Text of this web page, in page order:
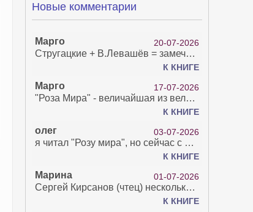
Новые комментарии
Марго 20-07-2026
Стругацкие + В.Левашёв = замечательно!
К КНИГЕ
Марго 17-07-2026
"Роза Мира" - величайшая из великих Книг - она отвечает на все вопросы, прочитать её нелегко...
К КНИГЕ
олег 03-07-2026
я читал "Розу мира", но сейчас с возрастом зрение рухнуло. Но хочется ещё почитать. Просто захватывает. Хорошо, что есть А КНИГА. Спасибо за вашу работу.
К КНИГЕ
Марина 01-07-2026
Сергей Кирсанов (чтец) несколько раз рыгнул в микрофон. В наушниках это было хорошо слышно и сильно неприятно. Я понимаю, что это бесплатная аудиокнига, но не до такой же степени наплевать на слушателя..
К КНИГЕ